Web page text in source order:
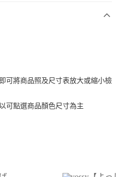
可將商品照及尺寸表放大或縮小檢
可點選商品顏色尺寸為主